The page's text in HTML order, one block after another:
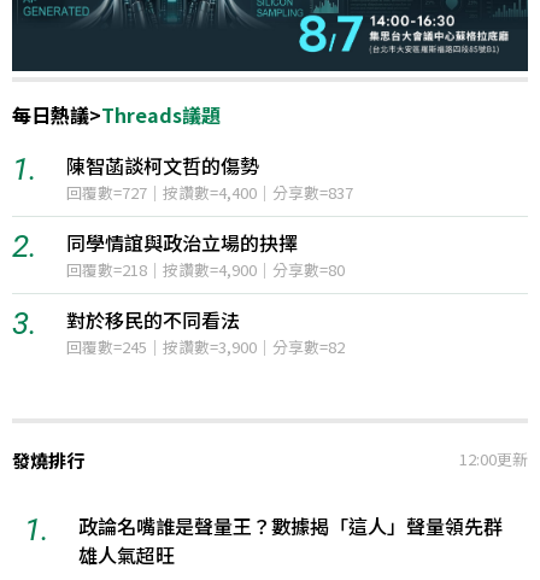
每日熱議>Threads議題
1. 陳智菡談柯文哲的傷勢
回覆數=727｜按讚數=4,400｜分享數=837
2. 同學情誼與政治立場的抉擇
回覆數=218｜按讚數=4,900｜分享數=80
3. 對於移民的不同看法
回覆數=245｜按讚數=3,900｜分享數=82
發燒排行 12:00更新
1.
政論名嘴誰是聲量王？數據揭「這人」聲量領先群
雄人氣超旺